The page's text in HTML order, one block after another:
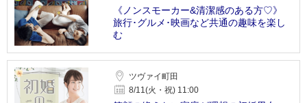
《ノンスモーカー&清潔感のある方♡》
旅行･グルメ･映画など共通の趣味を楽し
む
ツヴァイ町田
8/11(火・祝) 11:00